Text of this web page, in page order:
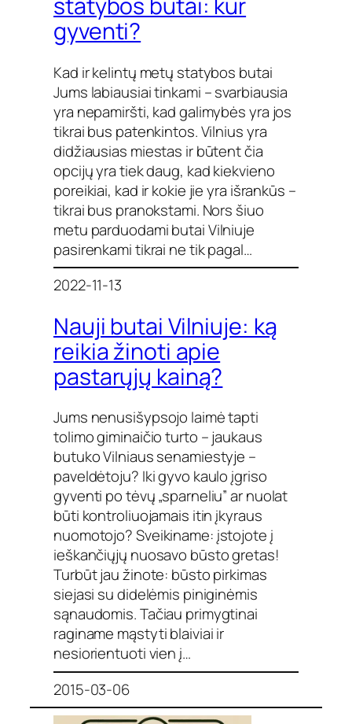
gyventi?
Kad ir kelintų metų statybos butai
Jums labiausiai tinkami – svarbiausia
yra nepamiršti, kad galimybės yra jos
tikrai bus patenkintos. Vilnius yra
didžiausias miestas ir būtent čia
opcijų yra tiek daug, kad kiekvieno
poreikiai, kad ir kokie jie yra išrankūs –
tikrai bus pranokstami. Nors šiuo
metu parduodami butai Vilniuje
pasirenkami tikrai ne tik pagal…
2022-11-13
Nauji butai Vilniuje: ką
reikia žinoti apie
pastarųjų kainą?
Jums nenusišypsojo laimė tapti
tolimo giminaičio turto – jaukaus
butuko Vilniaus senamiestyje –
paveldėtoju? Iki gyvo kaulo įgriso
gyventi po tėvų „sparneliu” ar nuolat
būti kontroliuojamais itin įkyraus
nuomotojo? Sveikiname: įstojote į
ieškančiųjų nuosavo būsto gretas!
Turbūt jau žinote: būsto pirkimas
siejasi su didelėmis piniginėmis
sąnaudomis. Tačiau primygtinai
raginame mąstyti blaiviai ir
nesiorientuoti vien į…
2015-03-06